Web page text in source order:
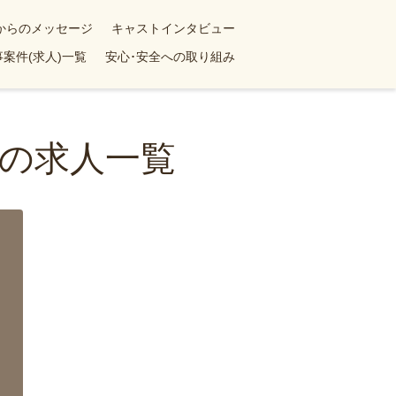
らのメッセージ
キャストインタビュー
案件(求人)一覧
安心･安全への取り組み
求人一覧